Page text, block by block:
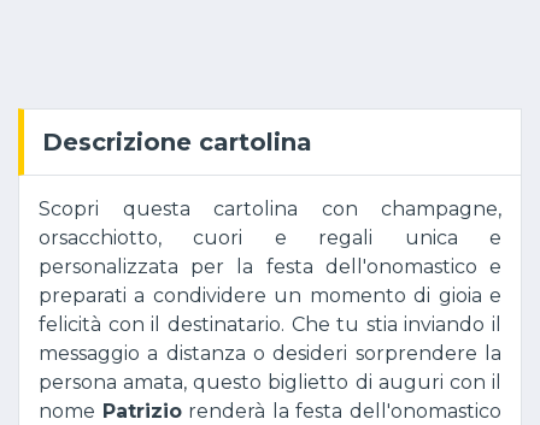
Descrizione cartolina
Scopri questa cartolina con champagne,
orsacchiotto, cuori e regali unica e
personalizzata per la festa dell'onomastico e
preparati a condividere un momento di gioia e
felicità con il destinatario. Che tu stia inviando il
messaggio a distanza o desideri sorprendere la
persona amata, questo biglietto di auguri con il
nome Patriziorenderà la festa dell'onomastico